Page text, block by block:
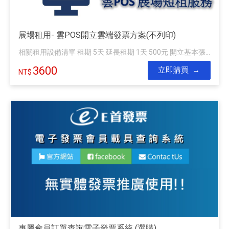
展場租用- 雲POS開立雲端發票方案(不列印)
相關租用設備清單 租期 5天 延長租期 1天 500元 開立基本張...
3600 立即購買